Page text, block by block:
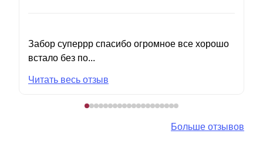
Забор суперрр спасибо огромное все хорошо
встало без по...
Читать весь отзыв
Больше отзывов